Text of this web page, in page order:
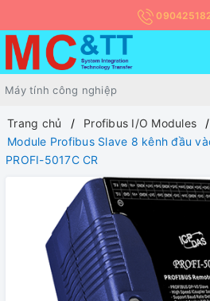
Trang chủ
Profibus I/O Modules
Module Profibus Slave 8 kênh đầu
PROFI-5017C CR